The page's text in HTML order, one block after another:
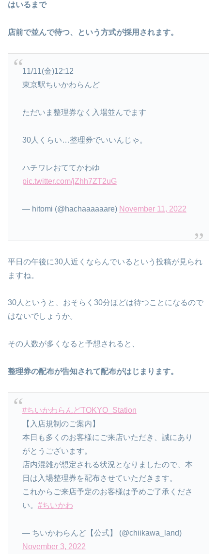
はいるまで
店前で並んで待つ、という方式が採用されます。
11/11(金)12:12
東京駅ちいかわらんど
ただいま整理券なく入場並んでます
30人くらい…整理券でいいんじゃ。
ハチワレおててかわゆ
pic.twitter.com/jZhh7ZT2uG
— hitomi (@hachaaaaaare) November 11, 2022
平日の午後に30人近くならんでいるという投稿が見られ
ますね。
30人というと、おそらく30分ほどは待つことになるので
はないでしょうか。
その人数が多くなると予想されると、
整理券の配布が告知されて配布がはじまります。
#ちいかわらんどTOKYO_Station
【入店規制のご案内】
本日も多くのお客様にご来店いただき、誠にあり
がとうございます。
店内混雑が想定される状況となりましたので、本
日は入場整理券を配布させていただきます。
これからご来店予定のお客様は予めご了承くださ
い。 #ちいかわ
— ちいかわらんど【公式】 (@chiikawa_land)
November 3, 2022